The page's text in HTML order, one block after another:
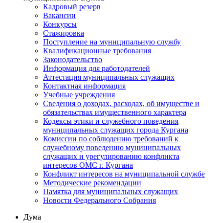
Кадровый резерв
Вакансии
Конкурсы
Стажировка
Поступление на муниципальную службу
Квалификационные требования
Законодательство
Информация для работодателей
Аттестация муниципальных служащих
Контактная информация
Учебные учреждения
Сведения о доходах, расходах, об имуществе и
обязательствах имущественного характера
Кодексы этики и служебного поведения
муниципальных служащих города Кургана
Комиссии по соблюдению требований к
служебному поведению муниципальных
служащих и урегулированию конфликта
интересов ОМС г. Кургана
Конфликт интересов на муниципальной службе
Методические рекомендации
Памятка для муниципальных служащих
Новости Федерального Cобрания
Дума